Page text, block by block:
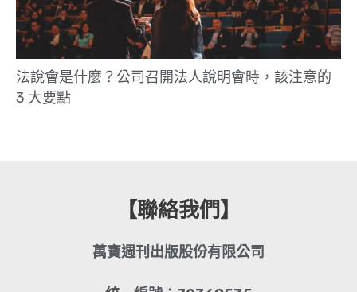
法說會是什麼？公司召開法人說明會時，該注意的
3 大要點
【聯絡我們】
萬寶週刊出版股份有限公司